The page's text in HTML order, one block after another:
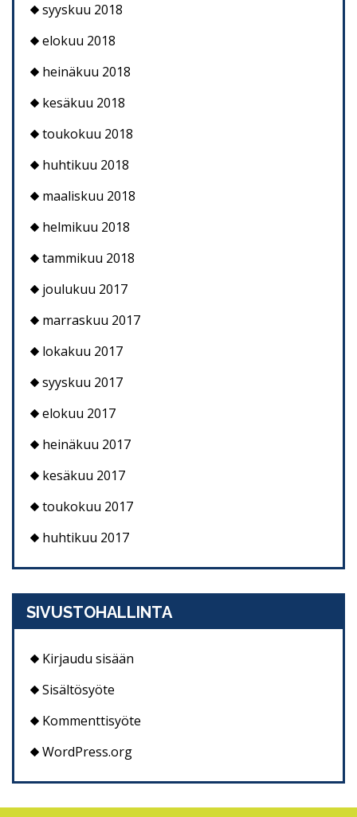
syyskuu 2018
elokuu 2018
heinäkuu 2018
kesäkuu 2018
toukokuu 2018
huhtikuu 2018
maaliskuu 2018
helmikuu 2018
tammikuu 2018
joulukuu 2017
marraskuu 2017
lokakuu 2017
syyskuu 2017
elokuu 2017
heinäkuu 2017
kesäkuu 2017
toukokuu 2017
huhtikuu 2017
SIVUSTOHALLINTA
Kirjaudu sisään
Sisältösyöte
Kommenttisyöte
WordPress.org